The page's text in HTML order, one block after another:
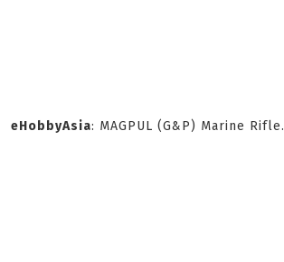
eHobbyAsia: MAGPUL (G&P) Marine Rifle.